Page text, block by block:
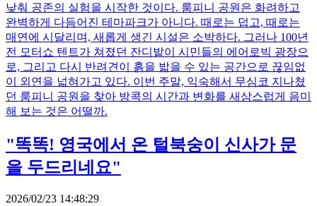
낮춰 공존의 실험을 시작한 것이다. 룸피니 공원은 화려하고
완벽하게 다듬어진 테마파크가 아니다. 때로는 덥고, 때로는
매연에 시달리며, 새롭게 생긴 시설은 소박하다. 그러나 100년
전 모터쇼 텐트가 쳐졌던 잔디밭이 시민들의 에어로빅 광장으
로, 그리고 다시 반려견이 흙을 밟을 수 있는 공간으로 끊임없
이 외연을 넓혀가고 있다. 이번 주말, 익숙해서 무심코 지나쳤
던 룸피니 공원을 찾아 방콕의 시간과 변화를 새삼스럽게 음미
해 보는 것은 어떨까.
"똑똑! 영국에서 온 털북숭이 신사가 문
을 두드리네요"
2026/02/23 14:48:29